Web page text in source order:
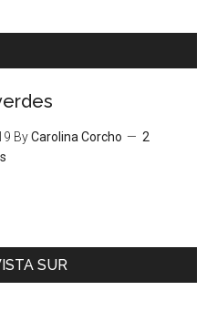
ByCarolina Corcho
2
SUR